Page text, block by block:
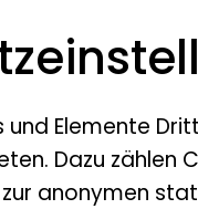
und Elemente
Dazu zählen
anonymen